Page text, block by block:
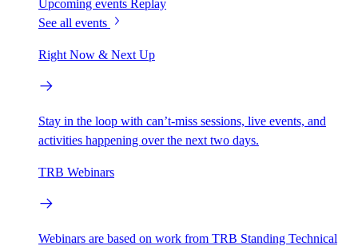
Upcoming events Replay
See all events
Right Now & Next Up
Stay in the loop with can’t-miss sessions, live events, and
activities happening over the next two days.
TRB Webinars
Webinars are based on work from TRB Standing Technical